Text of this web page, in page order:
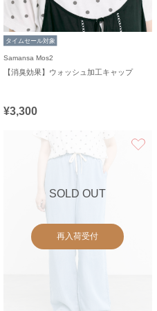
タイムセール対象
Samansa Mos2
【消臭効果】ウォッシュ加工キャップ
¥3,300
SOLD OUT
再入荷受付